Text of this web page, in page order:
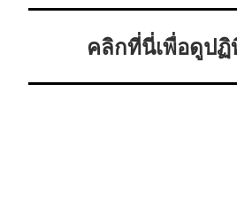
คลิกที่นี่เพื่อดูปฏิ